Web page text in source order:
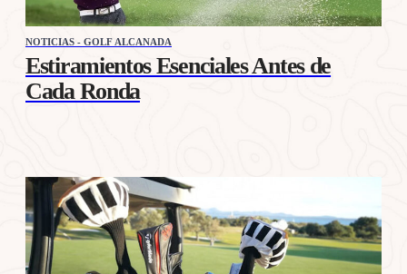
NOTICIAS - GOLF ALCANADA
Estiramientos Esenciales Antes de
Cada Ronda